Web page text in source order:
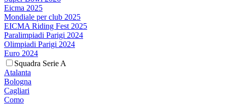
Eicma 2025
Mondiale per club 2025
EICMA Riding Fest 2025
Paralimpiadi Parigi 2024
Olimpiadi Parigi 2024
Euro 2024
Squadra Serie A
Atalanta
Bologna
Cagliari
Como